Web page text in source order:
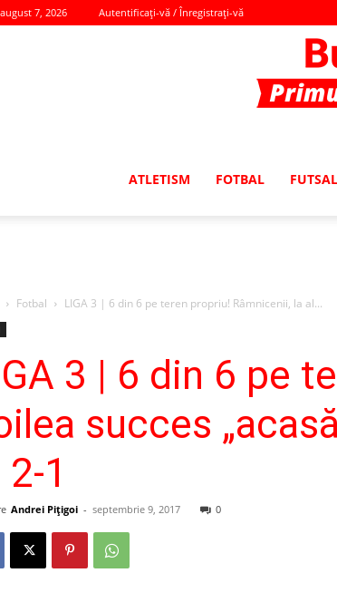
7, 2026 Autentificați-vă / Înregistrați-vă
ATLETISM FOTBAL FUTSAL
Fotbal LIGA 3 | 6 din 6 pe teren propriu! Râmnicenii, la al...
3 | 6 din 6 pe
succes
1
Andrei Pițigoi - septembrie 9, 2017 0